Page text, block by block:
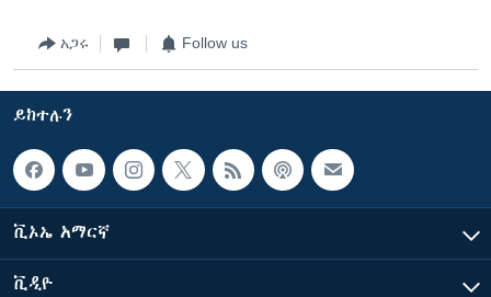
አጋሩ Follow us
ይከተሉን
ቪኦኤ አማርኛ
ቪዲዮ